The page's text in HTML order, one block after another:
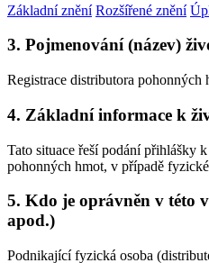
Základní znění Rozšířené znění
3. Pojmenování (název)
Registrace distributora pohonných
4. Základní informace k
Tato situace řeší podání přihlášky
pohonných hmot, v případě
5. Kdo je oprávněn v této
apod.)
Podnikající fyzická osoba